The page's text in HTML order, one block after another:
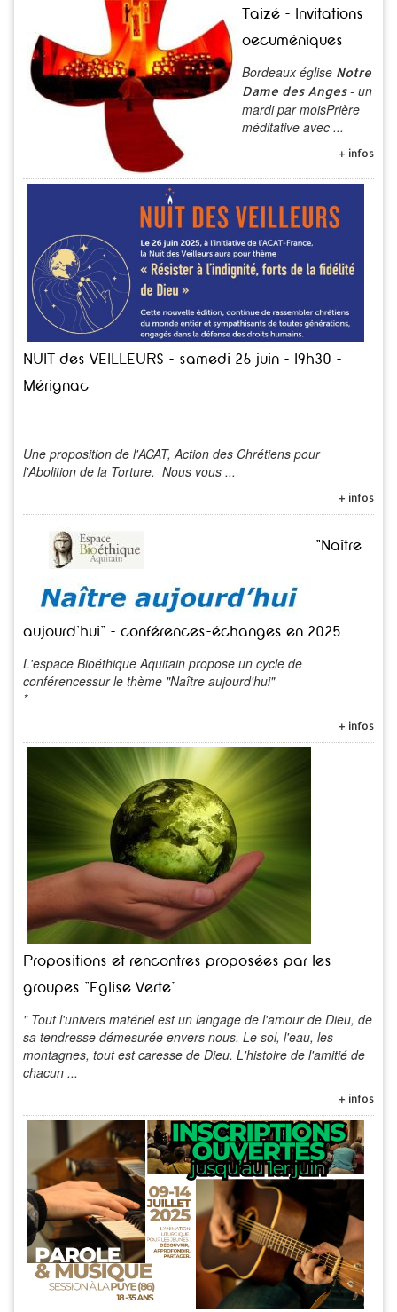
Taizé - Invitations
oecuméniques
Bordeaux église Notre
Dame des Anges- un
mardi par moisPrière
méditative avec ...
+ infos
NUIT des VEILLEURS - samedi 26 juin - 19h30 -
Mérignac
Une proposition de l'ACAT, Action des Chrétiens pour
l'Abolition de la Torture. Nous vous ...
+ infos
"Naître
aujourd'hui" - conférences-échanges en 2025
L'espace Bioéthique Aquitain propose un cycle de
conférencessur le thème "Naître aujourd'hui"
*
+ infos
Propositions et rencontres proposées par les
groupes "Eglise Verte"
" Tout l'univers matériel est un langage de l'amour de Dieu, de
sa tendresse démesurée envers nous. Le sol, l'eau, les
montagnes, tout est caresse de Dieu. L'histoire de l'amitié de
chacun ...
+ infos